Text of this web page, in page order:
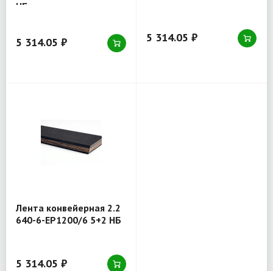
НБ
5 314.05 ₽ 5 314.05 ₽
Лента конвейерная 2.2
640-6-EP1200/6 5+2 НБ
5 314.05 ₽